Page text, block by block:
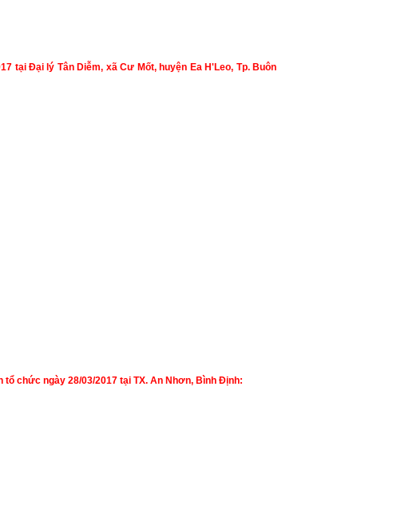
tại Đại lý Tân Diễm, xã Cư Mốt, huyện Ea H'Leo, Tp. Buôn
tổ chức ngày 28/03/2017 tại TX. An Nhơn, Bình Định: